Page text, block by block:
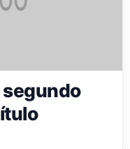
segundo